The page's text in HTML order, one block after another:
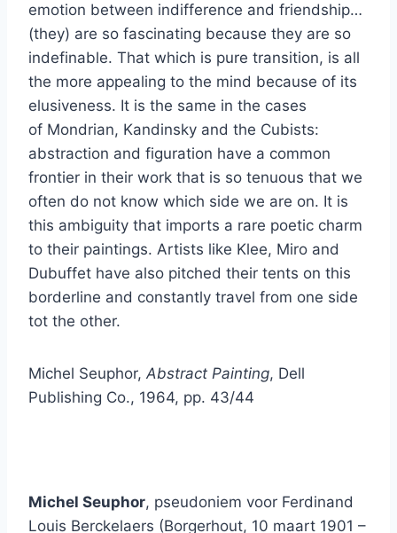
emotion between indifference and friendship…
(they) are so fascinating because they are so
indefinable. That which is pure transition, is all
the more appealing to the mind because of its
elusiveness. It is the same in the cases
of Mondrian, Kandinsky and the Cubists:
abstraction and figuration have a common
frontier in their work that is so tenuous that we
often do not know which side we are on. It is
this ambiguity that imports a rare poetic charm
to their paintings. Artists like Klee, Miro and
Dubuffet have also pitched their tents on this
borderline and constantly travel from one side
tot the other.
Michel Seuphor, Abstract Painting, Dell
Publishing Co., 1964, pp. 43/44
Michel Seuphor, pseudoniem voor Ferdinand
Louis Berckelaers (Borgerhout, 10 maart 1901 –